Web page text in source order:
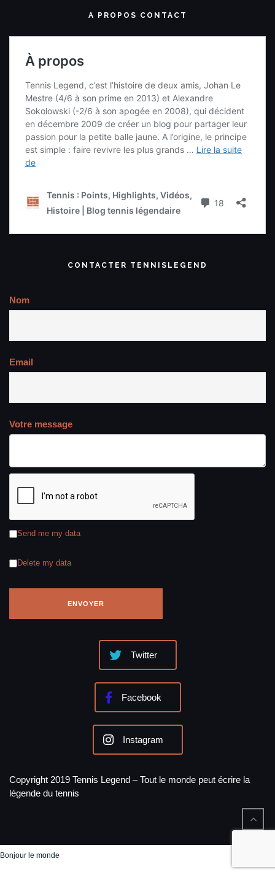
A PROPOS CONTACT
CONTACTER TENNISLEGEND
Nom
Email
Votre message
Send me my data
Delete my data
Twitter
Facebook
Instagram
Copyright 2019 Tennis Legend – Tout le monde peut écrire la
légende du tennis
Bonjour le monde